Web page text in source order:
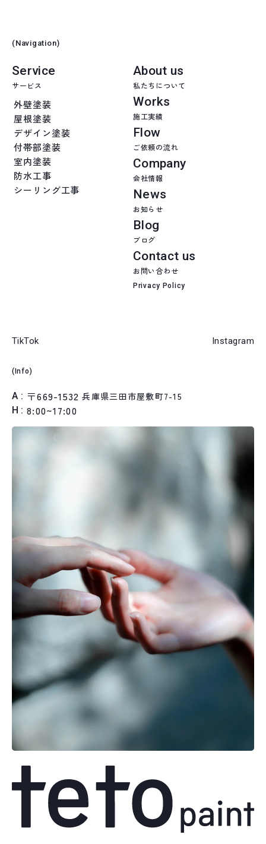
Navigation
Service
サービス
外壁塗装
屋根塗装
デザイン塗装
付帯部塗装
室内塗装
防水工事
シーリング工事
About us
私たちについて
Works
施工実績
Flow
ご依頼の流れ
Company
会社情報
News
お知らせ
Blog
ブログ
Contact us
お問い合わせ
Privacy Policy
TikTok Instagram
Info
A 〒669-1532 兵庫県三田市屋敷町7-15
H 8:00~17:00